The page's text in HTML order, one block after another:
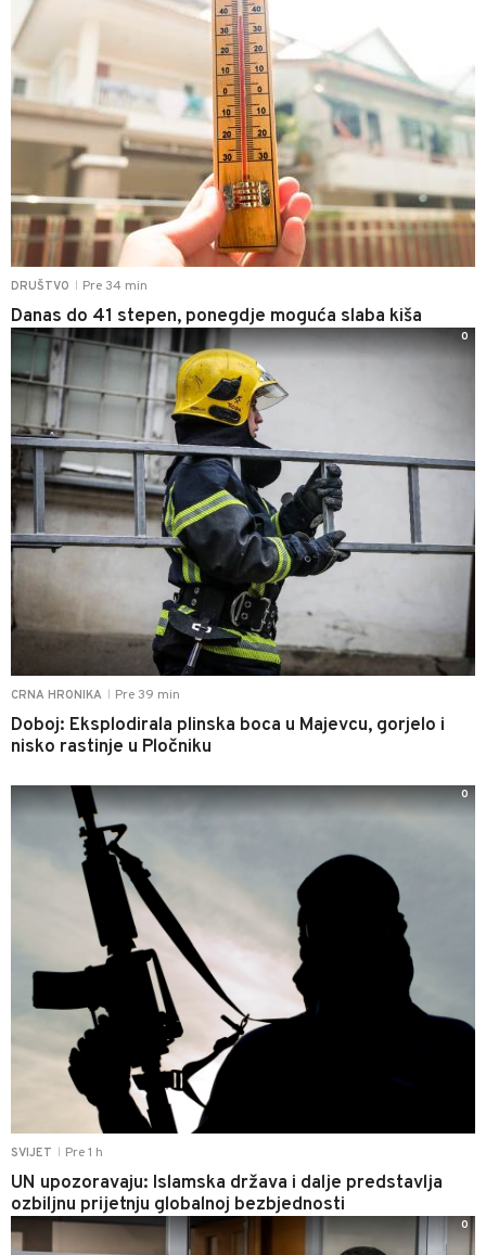
DRUŠTVO Pre 34 min
Danas do 41 stepen, ponegdje moguća slaba kiša
CRNA HRONIKA Pre 39 min
Doboj: Eksplodirala plinska boca u Majevcu, gorjelo i
nisko rastinje u Pločniku
0
SVIJET Pre 1 h
UN upozoravaju: Islamska država i dalje predstavlja
ozbiljnu prijetnju globalnoj bezbjednosti
0
0